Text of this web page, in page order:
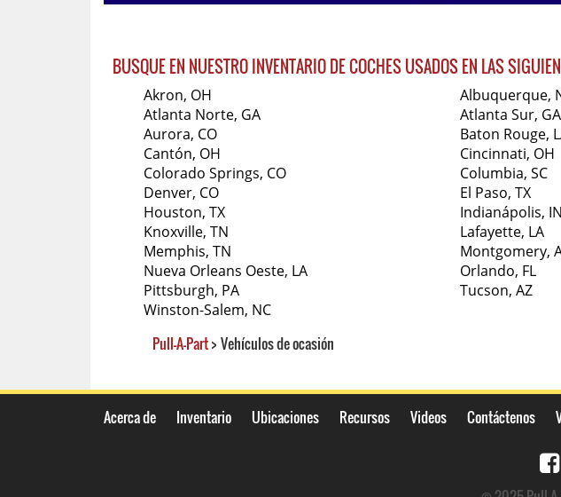
BUSQUE EN NUESTRO INVENTARIO DE COCHES USADOS EN LAS
Akron, OH Albuquerque,
Atlanta Norte, GA
Atlanta Sur, GA
Aurora, CO
Baton Rouge,
Cantón, OH
Cincinnati, OH
Colorado Springs, CO
Columbia, SC
Denver, CO
El Paso, TX
Houston, TX
Indianápolis, IN
Knoxville, TN
Lafayette, LA
Memphis, TN
Montgomery,
Nueva Orleans Oeste, LA
Orlando, FL
Pittsburgh, PA
Tucson, AZ
Winston-Salem, NC
Pull-A-Part> Vehículos de ocasión
Acerca de Inventario Ubicaciones Recursos Videos Contáctenos